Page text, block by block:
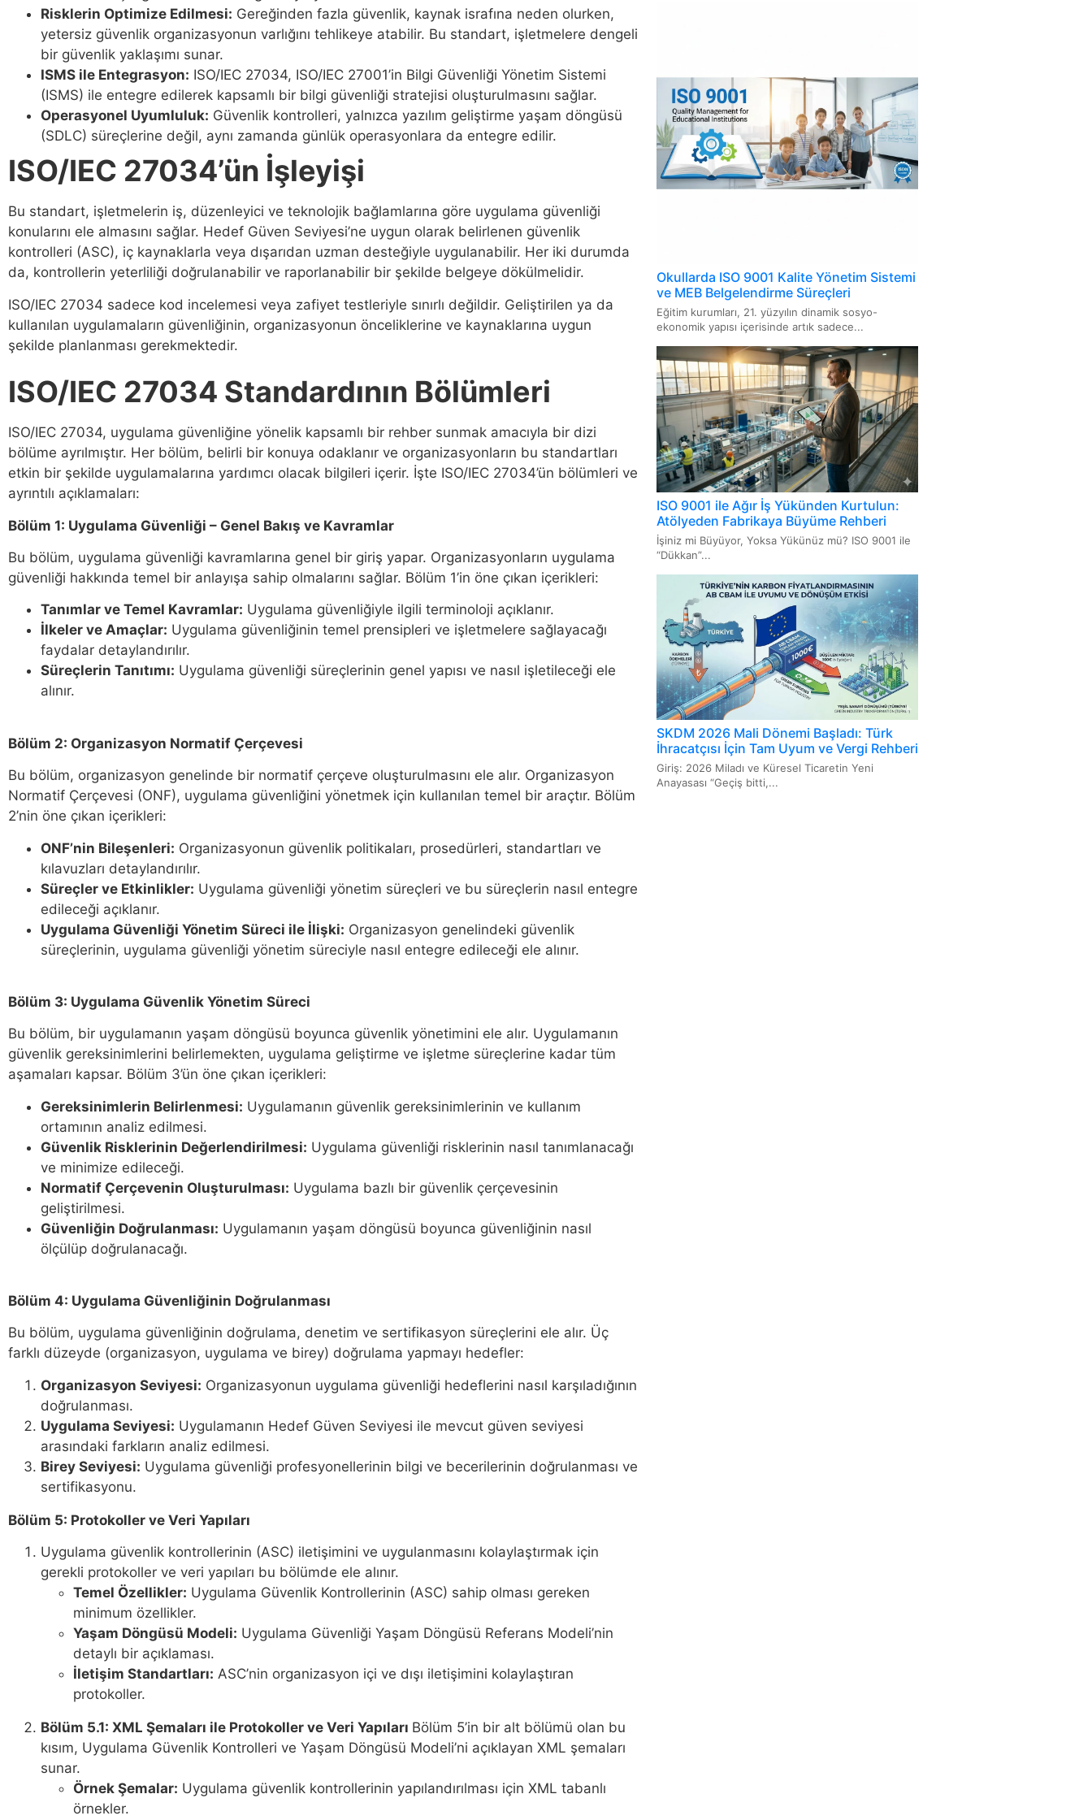
Risklerin Optimize Edilmesi: Gereğinden fazla güvenlik, kaynak israfına neden olurken,
yetersiz güvenlik organizasyonun varlığını tehlikeye atabilir. Bu standart, işletmelere dengeli
bir güvenlik yaklaşımı sunar.
ISMS ile Entegrasyon: ISO/IEC 27034, ISO/IEC 27001’in Bilgi Güvenliği Yönetim Sistemi
(ISMS) ile entegre edilerek kapsamlı bir bilgi güvenliği stratejisi oluşturulmasını sağlar.
Operasyonel Uyumluluk: Güvenlik kontrolleri, yalnızca yazılım geliştirme yaşam döngüsü
(SDLC) süreçlerine değil, aynı zamanda günlük operasyonlara da entegre edilir.
ISO/IEC 27034’ün İşleyişi
Bu standart, işletmelerin iş, düzenleyici ve teknolojik bağlamlarına göre uygulama güvenliği
konularını ele almasını sağlar. Hedef Güven Seviyesi’ne uygun olarak belirlenen güvenlik
kontrolleri (ASC), iç kaynaklarla veya dışarıdan uzman desteğiyle uygulanabilir. Her iki durumda
da, kontrollerin yeterliliği doğrulanabilir ve raporlanabilir bir şekilde belgeye dökülmelidir.
ISO/IEC 27034 sadece kod incelemesi veya zafiyet testleriyle sınırlı değildir. Geliştirilen ya da
kullanılan uygulamaların güvenliğinin, organizasyonun önceliklerine ve kaynaklarına uygun
şekilde planlanması gerekmektedir.
ISO/IEC 27034 Standardının Bölümleri
ISO/IEC 27034, uygulama güvenliğine yönelik kapsamlı bir rehber sunmak amacıyla bir dizi
bölüme ayrılmıştır. Her bölüm, belirli bir konuya odaklanır ve organizasyonların bu standartları
etkin bir şekilde uygulamalarına yardımcı olacak bilgileri içerir. İşte ISO/IEC 27034’ün bölümleri ve
ayrıntılı açıklamaları:
Bölüm 1: Uygulama Güvenliği – Genel Bakış ve Kavramlar
Bu bölüm, uygulama güvenliği kavramlarına genel bir giriş yapar. Organizasyonların uygulama
güvenliği hakkında temel bir anlayışa sahip olmalarını sağlar. Bölüm 1’in öne çıkan içerikleri:
Tanımlar ve Temel Kavramlar: Uygulama güvenliğiyle ilgili terminoloji açıklanır.
İlkeler ve Amaçlar: Uygulama güvenliğinin temel prensipleri ve işletmelere sağlayacağı
faydalar detaylandırılır.
Süreçlerin Tanıtımı: Uygulama güvenliği süreçlerinin genel yapısı ve nasıl işletileceği ele
alınır.
Bölüm 2: Organizasyon Normatif Çerçevesi
Bu bölüm, organizasyon genelinde bir normatif çerçeve oluşturulmasını ele alır. Organizasyon
Normatif Çerçevesi (ONF), uygulama güvenliğini yönetmek için kullanılan temel bir araçtır. Bölüm
2’nin öne çıkan içerikleri:
ONF’nin Bileşenleri: Organizasyonun güvenlik politikaları, prosedürleri, standartları ve
kılavuzları detaylandırılır.
Süreçler ve Etkinlikler: Uygulama güvenliği yönetim süreçleri ve bu süreçlerin nasıl entegre
edileceği açıklanır.
Uygulama Güvenliği Yönetim Süreci ile İlişki: Organizasyon genelindeki güvenlik
süreçlerinin, uygulama güvenliği yönetim süreciyle nasıl entegre edileceği ele alınır.
Bölüm 3: Uygulama Güvenlik Yönetim Süreci
Bu bölüm, bir uygulamanın yaşam döngüsü boyunca güvenlik yönetimini ele alır. Uygulamanın
güvenlik gereksinimlerini belirlemekten, uygulama geliştirme ve işletme süreçlerine kadar tüm
aşamaları kapsar. Bölüm 3’ün öne çıkan içerikleri:
Gereksinimlerin Belirlenmesi: Uygulamanın güvenlik gereksinimlerinin ve kullanım
ortamının analiz edilmesi.
Güvenlik Risklerinin Değerlendirilmesi: Uygulama güvenliği risklerinin nasıl tanımlanacağı
ve minimize edileceği.
Normatif Çerçevenin Oluşturulması: Uygulama bazlı bir güvenlik çerçevesinin
geliştirilmesi.
Güvenliğin Doğrulanması: Uygulamanın yaşam döngüsü boyunca güvenliğinin nasıl
ölçülüp doğrulanacağı.
Bölüm 4: Uygulama Güvenliğinin Doğrulanması
Bu bölüm, uygulama güvenliğinin doğrulama, denetim ve sertifikasyon süreçlerini ele alır. Üç
farklı düzeyde (organizasyon, uygulama ve birey) doğrulama yapmayı hedefler:
Organizasyon Seviyesi: Organizasyonun uygulama güvenliği hedeflerini nasıl karşıladığının
doğrulanması.
Uygulama Seviyesi: Uygulamanın Hedef Güven Seviyesi ile mevcut güven seviyesi
arasındaki farkların analiz edilmesi.
Birey Seviyesi: Uygulama güvenliği profesyonellerinin bilgi ve becerilerinin doğrulanması ve
sertifikasyonu.
Bölüm 5: Protokoller ve Veri Yapıları
Uygulama güvenlik kontrollerinin (ASC) iletişimini ve uygulanmasını kolaylaştırmak için
gerekli protokoller ve veri yapıları bu bölümde ele alınır.
Temel Özellikler: Uygulama Güvenlik Kontrollerinin (ASC) sahip olması gereken
minimum özellikler.
Yaşam Döngüsü Modeli: Uygulama Güvenliği Yaşam Döngüsü Referans Modeli’nin
detaylı bir açıklaması.
İletişim Standartları: ASC’nin organizasyon içi ve dışı iletişimini kolaylaştıran
protokoller.
Bölüm 5.1: XML Şemaları ile Protokoller ve Veri Yapıları Bölüm 5’in bir alt bölümü olan bu
kısım, Uygulama Güvenlik Kontrolleri ve Yaşam Döngüsü Modeli’ni açıklayan XML şemaları
sunar.
Örnek Şemalar: Uygulama güvenlik kontrollerinin yapılandırılması için XML tabanlı
örnekler.
ISO 16949 Otomotiv Kalite Yönetim
Sistemi
ISO 14064
ISO/IEC 21823: Nesnelerin İnterneti
İçin Birlikte Çalışabilirlik Standardı
ISO 13027 Hijyen ve Sanitasyon
Sistemi
ISO 20000 Bilgi Teknolojileri Hizmet
Yönetimi Sistemi
ISO 22716 Kozmetik GMP-İyi Üretim
Uygulamaları
Okullarda ISO 9001 Kalite Yönetim Sistemi
ve MEB Belgelendirme Süreçleri
Eğitim kurumları, 21. yüzyılın dinamik sosyo-
ekonomik yapısı içerisinde artık sadece...
ISO 9001 ile Ağır İş Yükünden Kurtulun:
Atölyeden Fabrikaya Büyüme Rehberi
İşiniz mi Büyüyor, Yoksa Yükünüz mü? ISO 9001 ile
“Dükkan”...
SKDM 2026 Mali Dönemi Başladı: Türk
İhracatçısı İçin Tam Uyum ve Vergi Rehberi
Giriş: 2026 Miladı ve Küresel Ticaretin Yeni
Anayasası “Geçiş bitti,...